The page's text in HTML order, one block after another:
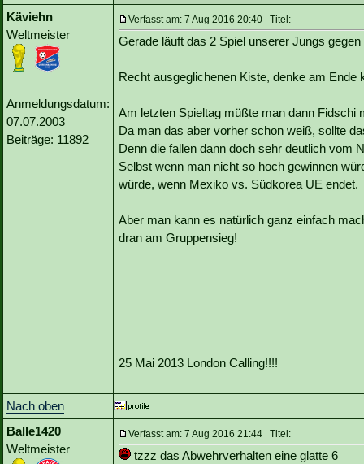
Käviehn
Weltmeister
Anmeldungsdatum:
07.07.2003
Beiträge: 11892
Verfasst am: 7 Aug 2016 20:40 Titel:
Gerade läuft das 2 Spiel unserer Jungs
Recht ausgeglichenen Kiste, denke am
Am letzten Spieltag müßte man dann Fidschi
Da man das aber vorher schon weiß, sollte
Denn die fallen dann doch sehr deutlich vom
Selbst wenn man nicht so hoch gewinnen
würde, wenn Mexiko vs. Südkorea UE endet.
Aber man kann es natürlich ganz einfach
dran am Gruppensieg!
25 Mai 2013 London Calling!!!!
Nach oben
Balle1420
Weltmeister
Verfasst am: 7 Aug 2016 21:44 Titel:
tzzz das Abwehrverhalten eine glatte 6